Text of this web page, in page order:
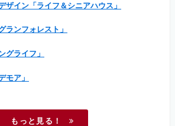
ザイン「ライフ＆シニアハウス」
ランフォレスト」
グライフ」
モア」
もっと見る！